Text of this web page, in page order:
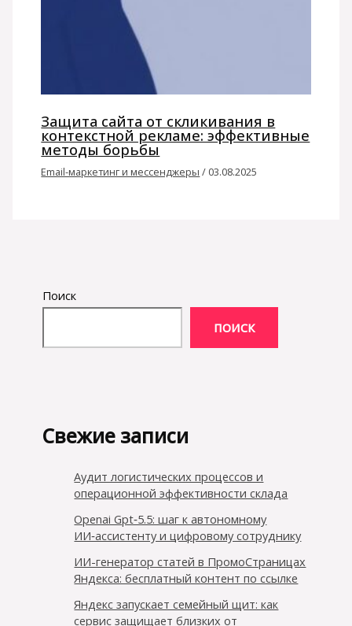
Защита сайта от скликивания в
контекстной рекламе: эффективные
методы борьбы
Email-маркетинг и мессенджеры / 03.08.2025
Поиск
ПОИСК
Свежие записи
Аудит логистических процессов и
операционной эффективности склада
Openai Gpt‑5.5: шаг к автономному
ИИ‑ассистенту и цифровому сотруднику
ИИ-генератор статей в ПромоСтраницах
Яндекса: бесплатный контент по ссылке
Яндекс запускает семейный щит: как
сервис защищает близких от